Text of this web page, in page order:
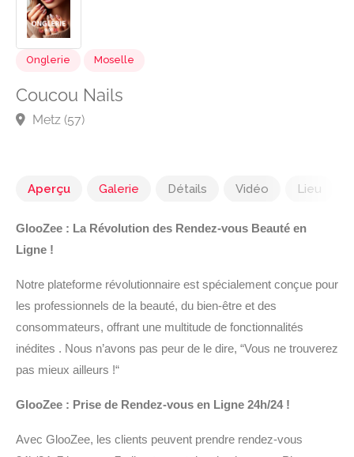
Onglerie Moselle
Aperçu Galerie Détails Vidéo Lieu
GlooZee : La Révolution des Rendez-vous Beauté en
Ligne !
Notre plateforme révolutionnaire est spécialement conçue pour
les professionnels de la beauté, du bien-être et des
consommateurs, offrant une multitude de fonctionnalités
inédites . Nous n’avons pas peur de le dire, “Vous ne trouverez
pas mieux ailleurs !“
GlooZee : Prise de Rendez-vous en Ligne 24h/24 !
Avec GlooZee, les clients peuvent prendre rendez-vous